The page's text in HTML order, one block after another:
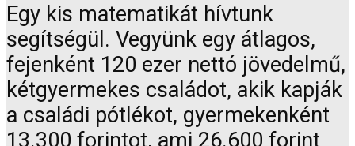
Egy kis matematikát hívtunk
segítségül. Vegyünk egy átlagos,
fejenként 120 ezer nettó jövedelmű,
kétgyermekes családot, akik kapják
a családi pótlékot, gyermekenként
13.300 forintot, ami 26.600 forint